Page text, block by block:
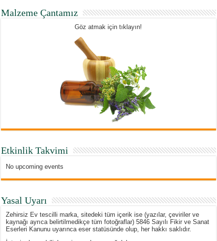
Malzeme Çantamız
Göz atmak için tıklayın!
Etkinlik Takvimi
No upcoming events
Yasal Uyarı
Zehirsiz Ev tescilli marka, sitedeki tüm içerik ise (yazılar, çeviriler ve
kaynağı ayrıca belirtilmedikçe tüm fotoğraflar) 5846 Sayılı Fikir ve Sanat
Eserleri Kanunu uyarınca eser statüsünde olup, her hakkı saklıdır.